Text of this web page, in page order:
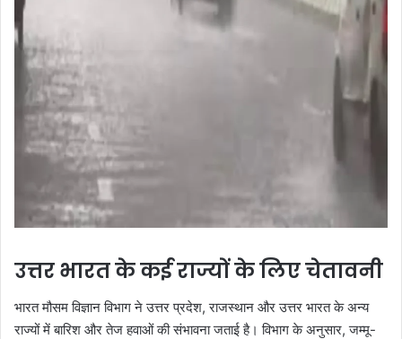
उत्तर भारत के कई राज्यों के लिए चेतावनी
भारत मौसम विज्ञान विभाग ने उत्तर प्रदेश, राजस्थान और उत्तर भारत के अन्य
राज्यों में बारिश और तेज हवाओं की संभावना जताई है। विभाग के अनुसार, जम्मू-